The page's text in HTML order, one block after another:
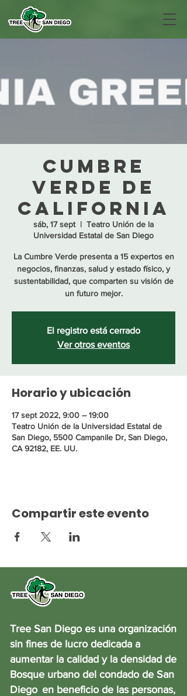
Cumbre
Verde de
California
sáb, 17 sept
  |
Teatro Unión de la
Universidad Estatal de San Diego
La Cumbre Verde presenta a 15 expertos en
negocios, finanzas, salud y estado físico, y
sustentabilidad, que comparten su visión de
un futuro mejor.
El registro está cerrado
Ver otros eventos
Horario y ubicación
17 sept 2022, 9:00 – 19:00
Teatro Unión de la Universidad Estatal de
San Diego, 5500 Campanile Dr, San Diego,
CA 92182, EE. UU.
Compartir este evento
Tree San Diego es una organización
sin fines de lucro dedicada a
aumentar la calidad y la densidad de
Bosque urbano del condado de San
Diego en beneficio de las personas,